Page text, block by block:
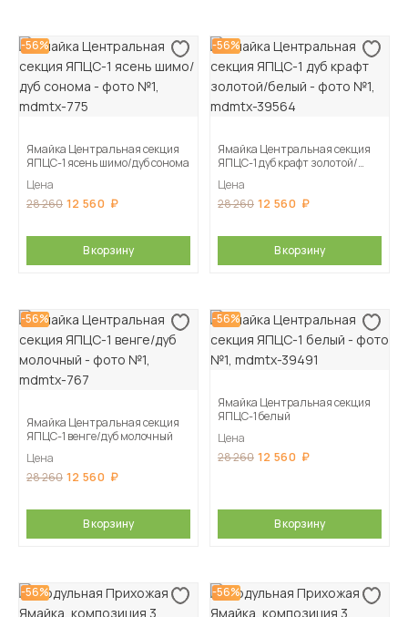
-56%
Ямайка Центральная секция
ЯПЦС-1 ясень шимо/дуб сонома
Цена
28 260 12 560
В корзину
-56%
Ямайка Центральная секция
ЯПЦС-1 дуб крафт золотой/
Цена
28 260 12 560
В корзину
-56%
Ямайка Центральная секция
ЯПЦС-1 венге/дуб молочный
Цена
28 260 12 560
В корзину
-56%
Ямайка Центральная секция
ЯПЦС-1 белый
Цена
28 260 12 560
В корзину
-56% -56%